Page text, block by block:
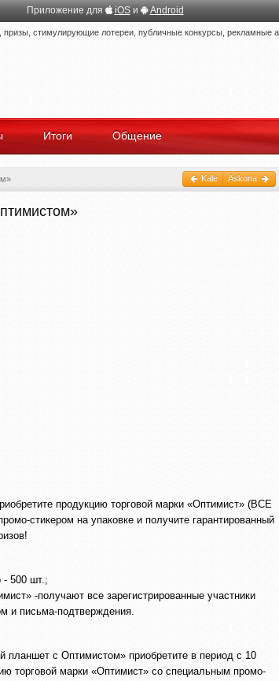
Приложение для iOSи Android
стимулирующие лотереи, публичные конкурсы, рекламные
Итоги Общение
Kale Askona
продукцию торговой марки «Оптимист» (ВСЕ
стикером на упаковке и получите гарантированный
- 500 шт.;
-получают все зарегистрированные участники
и письма-подтверждения.
планшет с Оптимистом» приобретите в период с 10
торговой марки «Оптимист» со специальным промо-